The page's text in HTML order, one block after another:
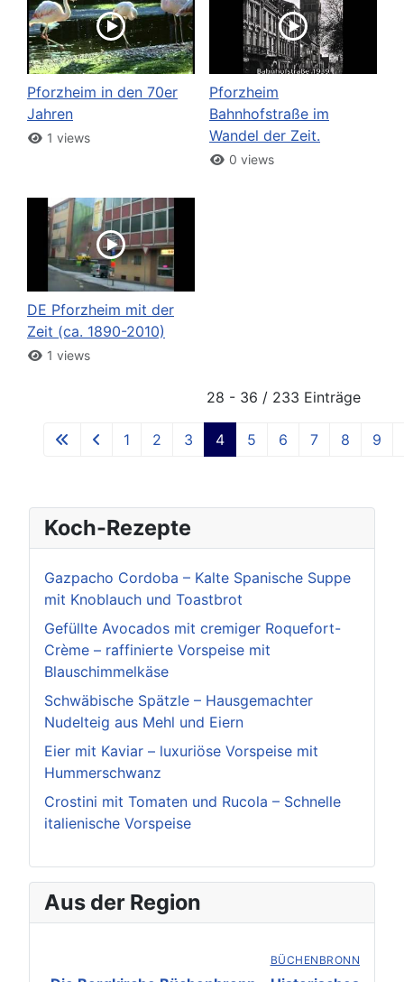
Pforzheim in den 70er
Jahren
1 views
Pforzheim
Bahnhofstraße im
Wandel der Zeit.
0 views
DE Pforzheim mit der
Zeit (ca. 1890-2010)
1 views
28 - 36 / 233 Einträge
1 2 3 4 5 6 7 8 9
Koch-Rezepte
Gazpacho Cordoba – Kalte Spanische Suppe
mit Knoblauch und Toastbrot
Gefüllte Avocados mit cremiger Roquefort-
Crème – raffinierte Vorspeise mit
Blauschimmelkäse
Schwäbische Spätzle – Hausgemachter
Nudelteig aus Mehl und Eiern
Eier mit Kaviar – luxuriöse Vorspeise mit
Hummerschwanz
Crostini mit Tomaten und Rucola – Schnelle
italienische Vorspeise
Aus der Region
BÜCHENBRONN